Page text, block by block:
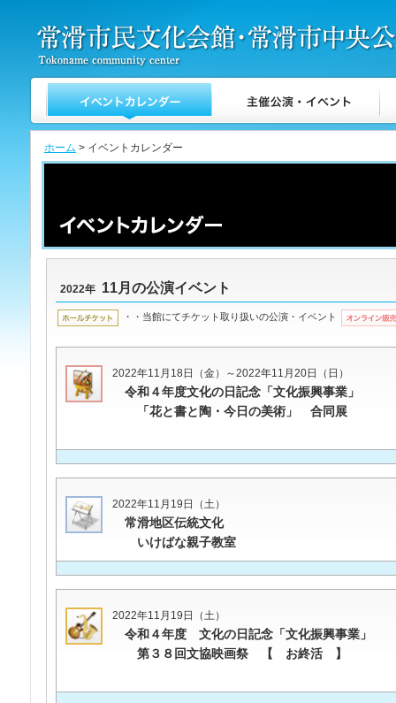
ホーム > イベントカレンダー
2022年 11月の公演イベント
・・当館にてチケット取り扱いの公演・イベント
2022年11月18日（金）～2022年11月20日（日）
令和４年度文化の日記念「文化振興事業」
「花と書と陶・今日の美術」 合同展
2022年11月19日（土）
常滑地区伝統文化
いけばな親子教室
2022年11月19日（土）
令和４年度 文化の日記念「文化振興事業」
第３８回文協映画祭 【 お終活 】